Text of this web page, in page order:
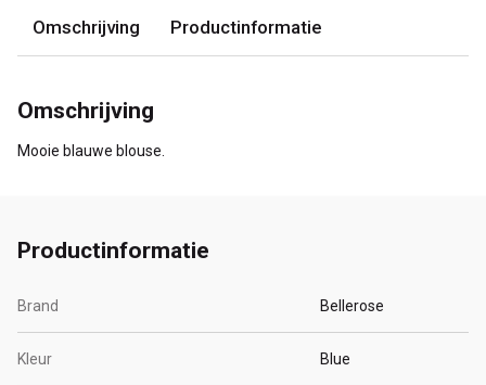
Omschrijving Productinformatie
Omschrijving
Mooie blauwe blouse.
Productinformatie
Brand Bellerose
Kleur Blue